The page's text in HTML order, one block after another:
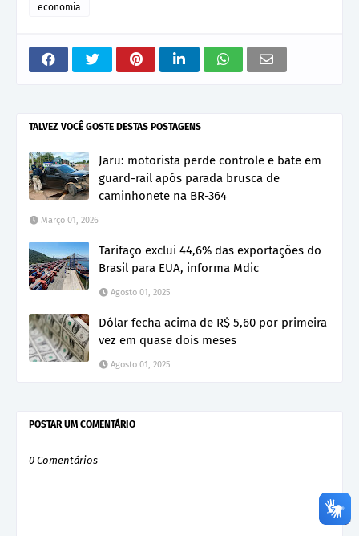
economia
TALVEZ VOCÊ GOSTE DESTAS POSTAGENS
Jaru: motorista perde controle e bate em
guard-rail após parada brusca de
caminhonete na BR-364
Março 01, 2026
Tarifaço exclui 44,6% das exportações do
Brasil para EUA, informa Mdic
Agosto 01, 2025
Dólar fecha acima de R$ 5,60 por primeira
vez em quase dois meses
Agosto 01, 2025
POSTAR UM COMENTÁRIO
0 Comentários